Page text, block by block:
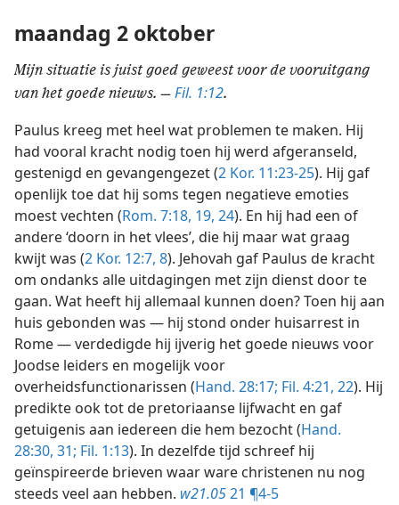
maandag 2 oktober
Mijn situatie is juist goed geweest voor de vooruitgang
van het goede nieuws. — Fil. 1:12.
Paulus kreeg met heel wat problemen te maken. Hij
had vooral kracht nodig toen hij werd afgeranseld,
gestenigd en gevangengezet (2 Kor. 11:23-25). Hij gaf
openlijk toe dat hij soms tegen negatieve emoties
moest vechten (Rom. 7:18, 19, 24). En hij had een of
andere ‘doorn in het vlees’, die hij maar wat graag
kwijt was (2 Kor. 12:7, 8). Jehovah gaf Paulus de kracht
om ondanks alle uitdagingen met zijn dienst door te
gaan. Wat heeft hij allemaal kunnen doen? Toen hij aan
huis gebonden was — hij stond onder huisarrest in
Rome — verdedigde hij ijverig het goede nieuws voor
Joodse leiders en mogelijk voor
overheidsfunctionarissen (Hand. 28:17; Fil. 4:21, 22). Hij
predikte ook tot de pretoriaanse lijfwacht en gaf
getuigenis aan iedereen die hem bezocht (Hand.
28:30, 31; Fil. 1:13). In dezelfde tijd schreef hij
geïnspireerde brieven waar ware christenen nu nog
steeds veel aan hebben. w21.0521 ¶4-5